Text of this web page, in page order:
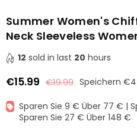
Summer Women's
Neck Sleeveless
12 sold in last 20 hours
Normaler
Preis
€15.99 €19.99 Speichern
Sparen Sie 9 € Über 77 € |
Sparen Sie 27 € Über 148 €